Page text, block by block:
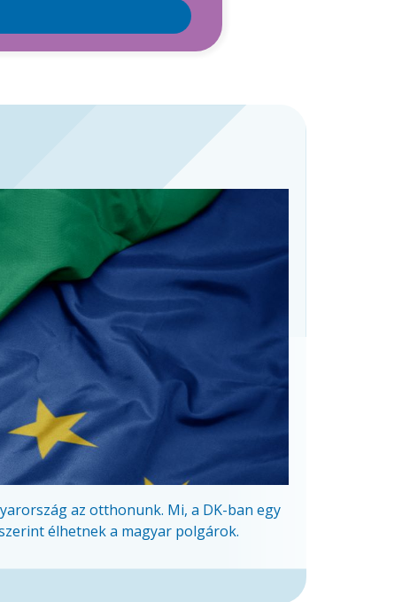
az otthonunk. Mi, a DK-ban egy
élhetnek a magyar polgárok.